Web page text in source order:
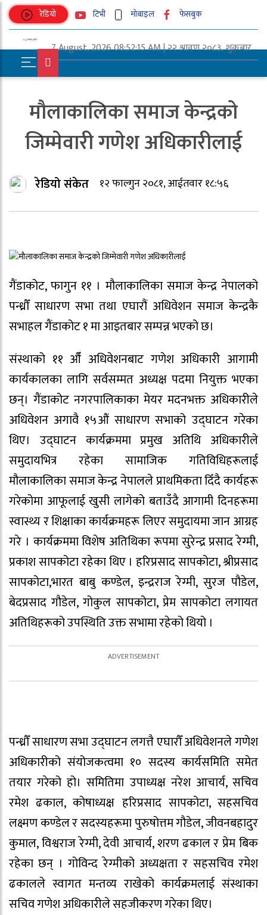
रेडियो टिभी मोबाइल फेसबुक
7 August, 2026 08:52:15 AM | २२ श्रावण २०८३, शुक्रबार
मौलाकालिका समाज केन्द्रको
जिम्मेवारी गणेश अधिकारीलाई
रेडियो संकेत १२ फाल्गुन २०८१, आईतवार १८:५६
गैंडाकोट, फागुन ११ । मौलाकालिका समाज केन्द्र नेपालको
पन्ध्रौँ साधारण सभा तथा एघारौं अधिवेशन समाज केन्द्रकै
सभाहल गैंडाकोट १ मा आइतबार सम्पन्न भएको छ।
संस्थाको ११ औँ अधिवेशनबाट गणेश अधिकारी आगामी
कार्यकालका लागि सर्वसम्मत अध्यक्ष पदमा नियुक्त भएका
छन्। गैंडाकोट नगरपालिकाका मेयर मदनभक्त अधिकारीले
अधिवेशन अगावै १५औं साधारण सभाको उद्घाटन गरेका
थिए। उद्घाटन कार्यक्रममा प्रमुख अतिथि अधिकारीले
समुदायभित्र रहेका सामाजिक गतिविधिहरूलाई
मौलाकालिका समाज केन्द्र नेपालले प्राथमिकता दिँदै कार्यहरू
गरेकोमा आफूलाई खुसी लागेको बताउँदै आगामी दिनहरूमा
स्वास्थ्य र शिक्षाका कार्यक्रमहरू लिएर समुदायमा जान आग्रह
गरे । कार्यक्रममा विशेष अतिथिका रूपमा सुरेन्द्र प्रसाद रेग्मी,
प्रकाश सापकोटा रहेका थिए । हरिप्रसाद सापकोटा, श्रीप्रसाद
सापकोटा,भारत बाबु कण्डेल, इन्द्रराज रेग्मी, सुरज पौडेल,
बेदप्रसाद गौडेल, गोकुल सापकोटा, प्रेम सापकोटा लगायत
अतिथिहरूको उपस्थिति उक्त सभामा रहेको थियो ।
पन्ध्रौँ साधारण सभा उद्घाटन लगत्तै एघारौँ अधिवेशनले गणेश
अधिकारीको संयोजकत्वमा १० सदस्य कार्यसमिति समेत
तयार गरेको हो। समितिमा उपाध्यक्ष नरेश आचार्य, सचिव
रमेश ढकाल, कोषाध्यक्ष हरिप्रसाद सापकोटा, सहसचिव
लक्ष्मण कण्डेल र सदस्यहरूमा पुरुषोत्तम गौडेल, जीवनबहादुर
कुमाल, विश्वराज रेग्मी, देवी आचार्य, शरण ढकाल र प्रेम बिक
रहेका छन् । गोविन्द रेग्मीको अध्यक्षता र सहसचिव रमेश
ढकालले स्वागत मन्तव्य राखेको कार्यक्रमलाई संस्थाका
सचिव गणेश अधिकारीले सहजीकरण गरेका थिए।